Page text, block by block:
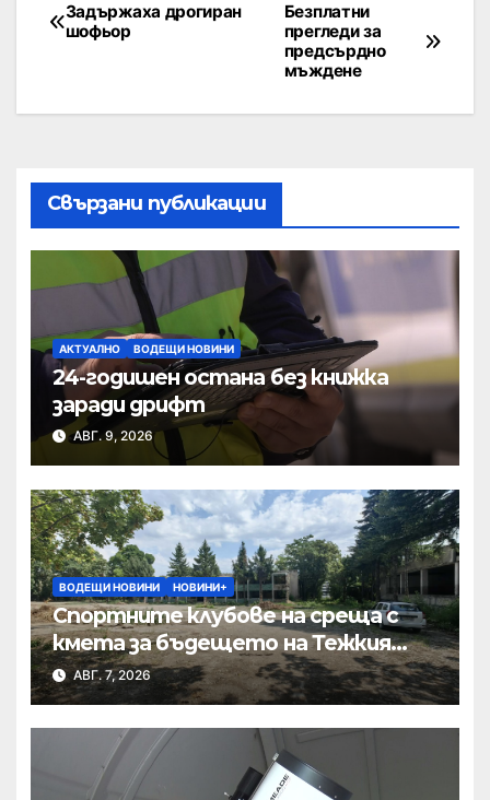
Безплатни
прегледи за
предсърдно
мъждене
Задържаха дрогиран
шофьор
Свързани публикации
АКТУАЛНО ВОДЕЩИ НОВИНИ
24-годишен остана без книжка
заради дрифт
АВГ. 9, 2026
ВОДЕЩИ НОВИНИ НОВИНИ+
Спортните клубове на среща с
кмета за бъдещето на Тежкия
полк
АВГ. 7, 2026